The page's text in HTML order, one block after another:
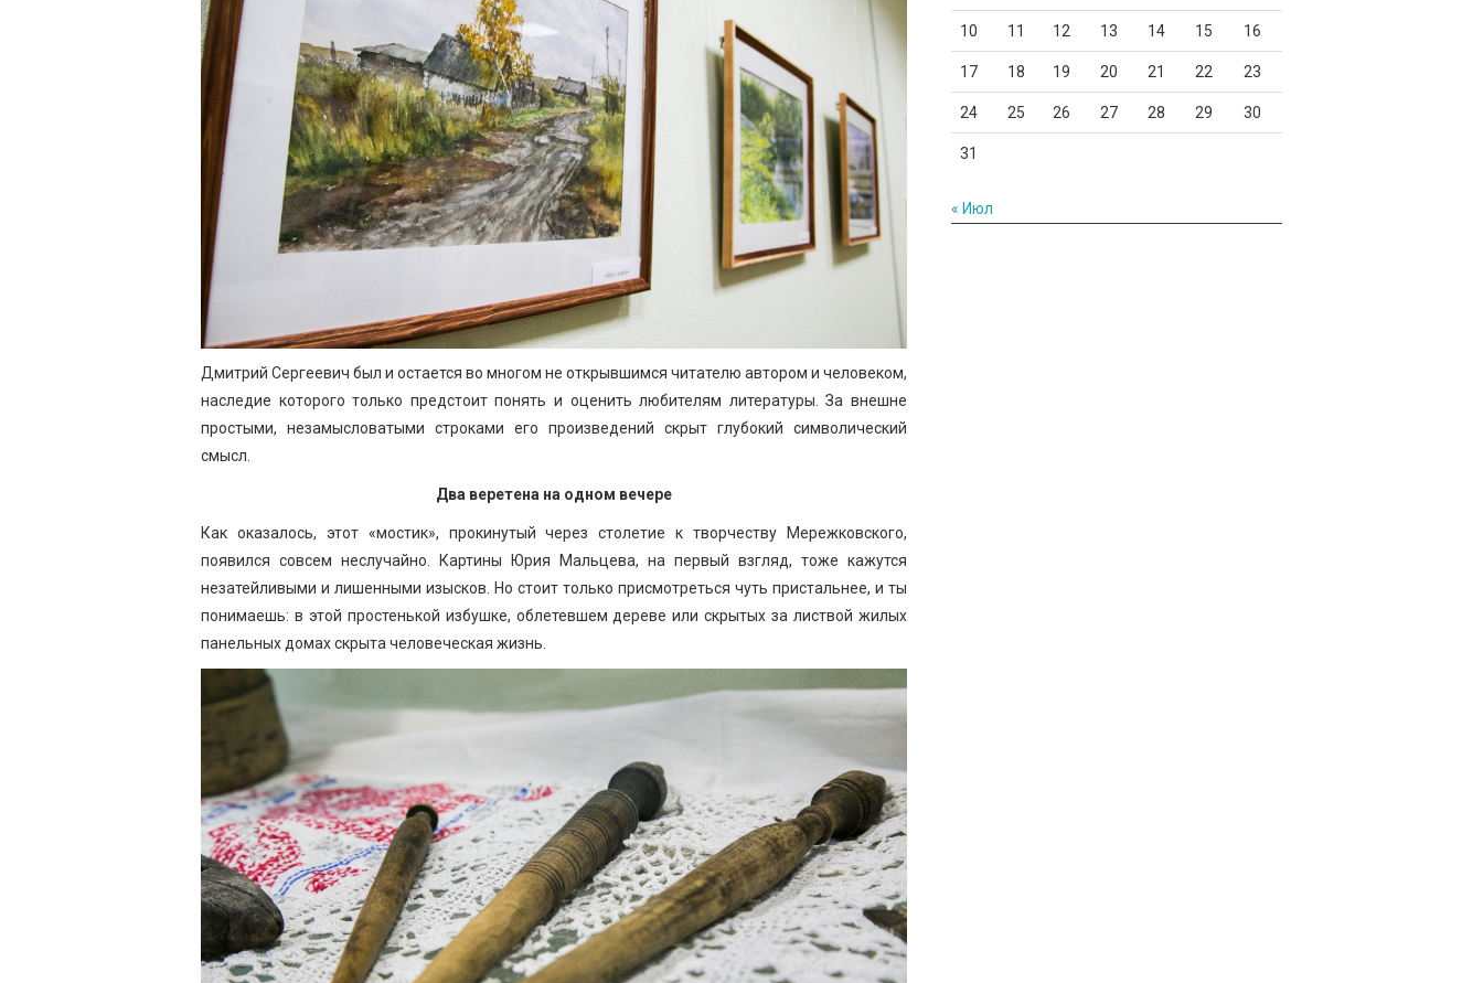
Дмитрий Сергеевич был и остается во многом не открывшимся читателю автором и человеком,
наследие которого только предстоит понять и оценить любителям литературы. За внешне
простыми, незамысловатыми строками его произведений скрыт глубокий символический
смысл.
Два веретена на одном вечере
Как оказалось, этот «мостик», прокинутый через столетие к творчеству Мережковского,
появился совсем неслучайно. Картины Юрия Мальцева, на первый взгляд, тоже кажутся
незатейливыми и лишенными изысков. Но стоит только присмотреться чуть пристальнее, и ты
понимаешь: в этой простенькой избушке, облетевшем дереве или скрытых за листвой жилых
панельных домах скрыта человеческая жизнь.
10 11 12 13 14 15 16
17 18 19 20 21 22 23
24 25 26 27 28 29 30
31
« Июл